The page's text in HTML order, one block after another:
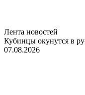
Лента новостей
Кубинцы окунутся в
07.08.2026